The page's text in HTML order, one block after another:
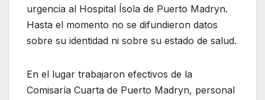
urgencia al Hospital Ísola de Puerto Madryn.
Hasta el momento no se difundieron datos
sobre su identidad ni sobre su estado de salud.
En el lugar trabajaron efectivos de la
Comisaría Cuarta de Puerto Madryn, personal